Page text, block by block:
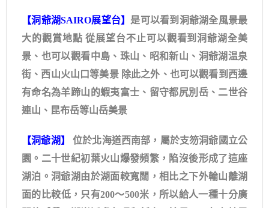
【洞爺湖SAIRO展望台】 是可以看到洞爺湖全風景最
大的觀賞地點 從展望台不止可以觀看到洞爺湖全美
景、也可以觀看中島、珠山、昭和新山、洞爺湖温泉
街、西山火山口等美景 除此之外、也可以觀看到西邊
有命名為羊蹄山的蝦夷富士、留守都尻別岳、二世谷
連山、昆布岳等山岳美景
【洞爺湖】
位於北海道西南部，屬於支笏洞爺國立公
園。二十世紀初葉火山爆發頻繁，陷沒後形成了這座
湖泊。洞爺湖由於湖面較寬闊，相比之下外輪山離湖
面的比較低，只有200～500米，所以給人一種十分廣